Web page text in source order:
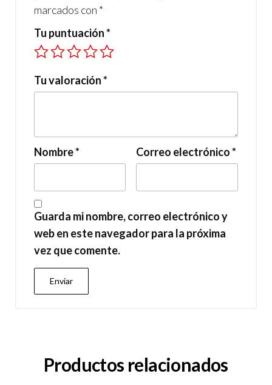
marcados con *
Tu puntuación*
Tu valoración*
Nombre* Correo electrónico*
Guarda mi nombre, correo electrónico y
web en este navegador para la próxima
vez que comente.
Productos relacionados